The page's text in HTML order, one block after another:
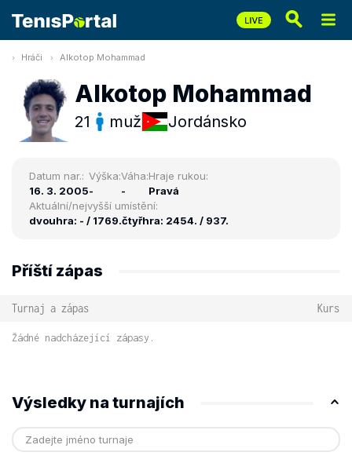
Hráči Alkotop Mohammad
Alkotop Mohammad
21 muž Jordánsko
Datum nar.:
16. 3. 2005
Výška:
-
Váha:
-
Hraje rukou:
Pravá
Aktuální/nejvyšší umístění:
dvouhra: - / 1769.čtyřhra: 2454. / 937.
Příští zápas
Turnaj a zápas Kurs
Žádné nadcházející zápasy.
Výsledky na turnajích